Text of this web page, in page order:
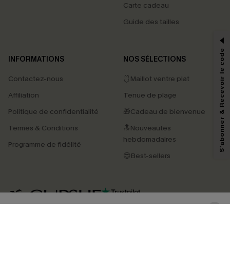
Carte cadeau
Guide des tailles
INFORMATIONS
Contactez-nous
Affiliation
Politique de confidentialité
Termes & Conditions
Programme de fidélité
NOS SÉLECTIONS
🩱Maillot ventre plat
Tenue de plage
🎁Cadeau de bienvenue
🔝Nouveautés
hebdomadaires
😍Best-sellers
4.4
PROFITEZ DE -15%
marketing (y compris du contenu généré par l'IA) de Cupshe et
pouvons utiliser les données collectées sur notre site ainsi que des
savoir si ceux-ci ont été ouverts, de mesurer votre engagement, de
personnaliser nos contenus et nos offres, et de vous recommander des
produits susceptibles de vous intéresser, conformément à notre
Politique de
. Vous pouvez vous désabonner à tout moment.
S'abonner & Recevoir le code